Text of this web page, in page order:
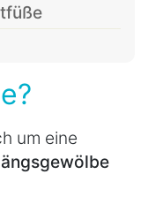
um eine